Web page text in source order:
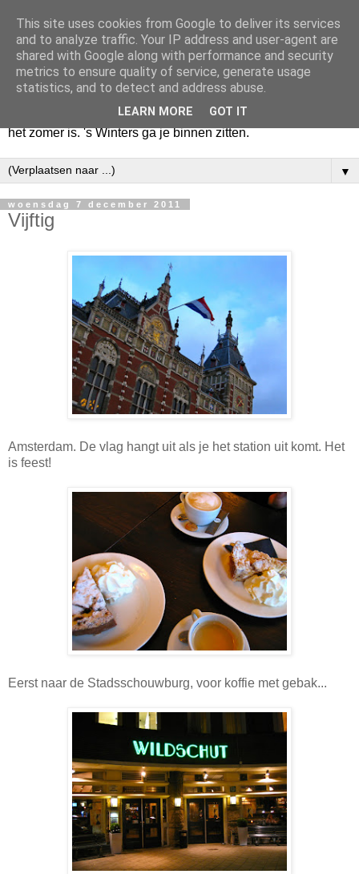
Huize Zeezicht
Als het lente is, lees ik een krant op een terras en drink een
latte uit een glas. Of om het even een boek met een
cappuccino of een dubbele espresso. Maar dat kan ook als
het zomer is. 's Winters ga je binnen zitten.
▼
woensdag 7 december 2011
Vijftig
Amsterdam. De vlag hangt uit als je het station uit komt. Het
is feest!
Eerst naar de Stadsschouwburg, voor koffie met gebak...
This site uses cookies from Google to deliver its services
and to analyze traffic. Your IP address and user-agent are
shared with Google along with performance and security
metrics to ensure quality of service, generate usage
statistics, and to detect and address abuse.
LEARN MORE GOT IT